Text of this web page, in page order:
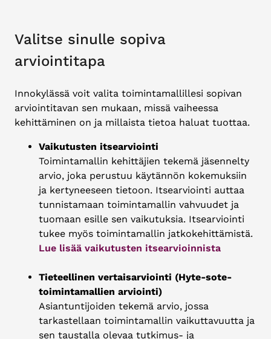
Valitse sinulle sopiva
arviointitapa
Innokylässä voit valita toimintamallillesi sopivan
arviointitavan sen mukaan, missä vaiheessa
kehittäminen on ja millaista tietoa haluat tuottaa.
Vaikutusten itsearviointi
Toimintamallin kehittäjien tekemä jäsennelty
arvio, joka perustuu käytännön kokemuksiin
ja kertyneeseen tietoon. Itsearviointi auttaa
tunnistamaan toimintamallin vahvuudet ja
tuomaan esille sen vaikutuksia. Itsearviointi
tukee myös toimintamallin jatkokehittämistä.
Lue lisää vaikutusten itsearvioinnista
Tieteellinen vertaisarviointi (Hyte-sote-
toimintamallien arviointi)
Asiantuntijoiden tekemä arvio, jossa
tarkastellaan toimintamallin vaikuttavuutta ja
sen taustalla olevaa tutkimus- ja